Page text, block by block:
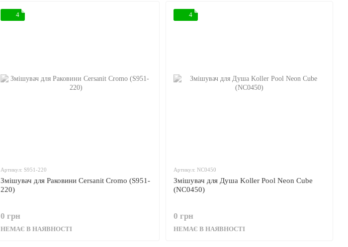
4
Артикул: S951-220
Змішувач для Раковини Cersanit Cromo (S951-
220)
0 грн
НЕМАЄ В НАЯВНОСТІ
4
Артикул: NC0450
Змішувач для Душа Koller Pool Neon Cube
(NC0450)
0 грн
НЕМАЄ В НАЯВНОСТІ